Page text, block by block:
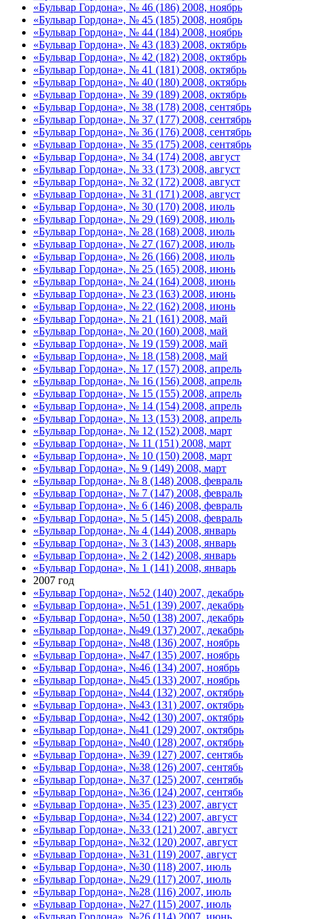
«Бульвар Гордона», № 46 (186) 2008, ноябрь
«Бульвар Гордона», № 45 (185) 2008, ноябрь
«Бульвар Гордона», № 44 (184) 2008, ноябрь
«Бульвар Гордона», № 43 (183) 2008, октябрь
«Бульвар Гордона», № 42 (182) 2008, октябрь
«Бульвар Гордона», № 41 (181) 2008, октябрь
«Бульвар Гордона», № 40 (180) 2008, октябрь
«Бульвар Гордона», № 39 (189) 2008, октябрь
«Бульвар Гордона», № 38 (178) 2008, сентябрь
«Бульвар Гордона», № 37 (177) 2008, сентябрь
«Бульвар Гордона», № 36 (176) 2008, сентябрь
«Бульвар Гордона», № 35 (175) 2008, сентябрь
«Бульвар Гордона», № 34 (174) 2008, август
«Бульвар Гордона», № 33 (173) 2008, август
«Бульвар Гордона», № 32 (172) 2008, август
«Бульвар Гордона», № 31 (171) 2008, август
«Бульвар Гордона», № 30 (170) 2008, июль
«Бульвар Гордона», № 29 (169) 2008, июль
«Бульвар Гордона», № 28 (168) 2008, июль
«Бульвар Гордона», № 27 (167) 2008, июль
«Бульвар Гордона», № 26 (166) 2008, июль
«Бульвар Гордона», № 25 (165) 2008, июнь
«Бульвар Гордона», № 24 (164) 2008, июнь
«Бульвар Гордона», № 23 (163) 2008, июнь
«Бульвар Гордона», № 22 (162) 2008, июнь
«Бульвар Гордона», № 21 (161) 2008, май
«Бульвар Гордона», № 20 (160) 2008, май
«Бульвар Гордона», № 19 (159) 2008, май
«Бульвар Гордона», № 18 (158) 2008, май
«Бульвар Гордона», № 17 (157) 2008, апрель
«Бульвар Гордона», № 16 (156) 2008, апрель
«Бульвар Гордона», № 15 (155) 2008, апрель
«Бульвар Гордона», № 14 (154) 2008, апрель
«Бульвар Гордона», № 13 (153) 2008, апрель
«Бульвар Гордона», № 12 (152) 2008, март
«Бульвар Гордона», № 11 (151) 2008, март
«Бульвар Гордона», № 10 (150) 2008, март
«Бульвар Гордона», № 9 (149) 2008, март
«Бульвар Гордона», № 8 (148) 2008, февраль
«Бульвар Гордона», № 7 (147) 2008, февраль
«Бульвар Гордона», № 6 (146) 2008, февраль
«Бульвар Гордона», № 5 (145) 2008, февраль
«Бульвар Гордона», № 4 (144) 2008, январь
«Бульвар Гордона», № 3 (143) 2008, январь
«Бульвар Гордона», № 2 (142) 2008, январь
«Бульвар Гордона», № 1 (141) 2008, январь
2007 год
«Бульвар Гордона», №52 (140) 2007, декабрь
«Бульвар Гордона», №51 (139) 2007, декабрь
«Бульвар Гордона», №50 (138) 2007, декабрь
«Бульвар Гордона», №49 (137) 2007, декабрь
«Бульвар Гордона», №48 (136) 2007, ноябрь
«Бульвар Гордона», №47 (135) 2007, ноябрь
«Бульвар Гордона», №46 (134) 2007, ноябрь
«Бульвар Гордона», №45 (133) 2007, ноябрь
«Бульвар Гордона», №44 (132) 2007, октябрь
«Бульвар Гордона», №43 (131) 2007, октябрь
«Бульвар Гордона», №42 (130) 2007, октябрь
«Бульвар Гордона», №41 (129) 2007, октябрь
«Бульвар Гордона», №40 (128) 2007, октябрь
«Бульвар Гордона», №39 (127) 2007, сентябь
«Бульвар Гордона», №38 (126) 2007, сентябь
«Бульвар Гордона», №37 (125) 2007, сентябь
«Бульвар Гордона», №36 (124) 2007, сентябь
«Бульвар Гордона», №35 (123) 2007, август
«Бульвар Гордона», №34 (122) 2007, август
«Бульвар Гордона», №33 (121) 2007, август
«Бульвар Гордона», №32 (120) 2007, август
«Бульвар Гордона», №31 (119) 2007, август
«Бульвар Гордона», №30 (118) 2007, июль
«Бульвар Гордона», №29 (117) 2007, июль
«Бульвар Гордона», №28 (116) 2007, июль
«Бульвар Гордона», №27 (115) 2007, июль
«Бульвар Гордона», №26 (114) 2007, июнь